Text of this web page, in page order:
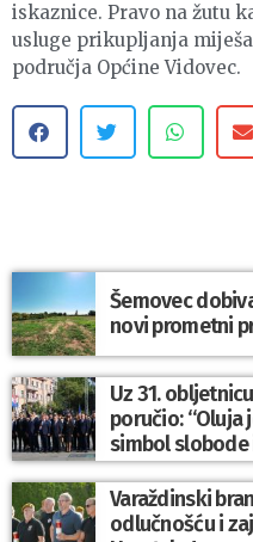
iskaznice. Pravo na žutu
usluge prikupljanja
područja Općine Vidovec.
Šemovec
novi prometni
Uz 31.
poručio: “Oluja
simbol slobode
Varaždinski
odlučnošću i